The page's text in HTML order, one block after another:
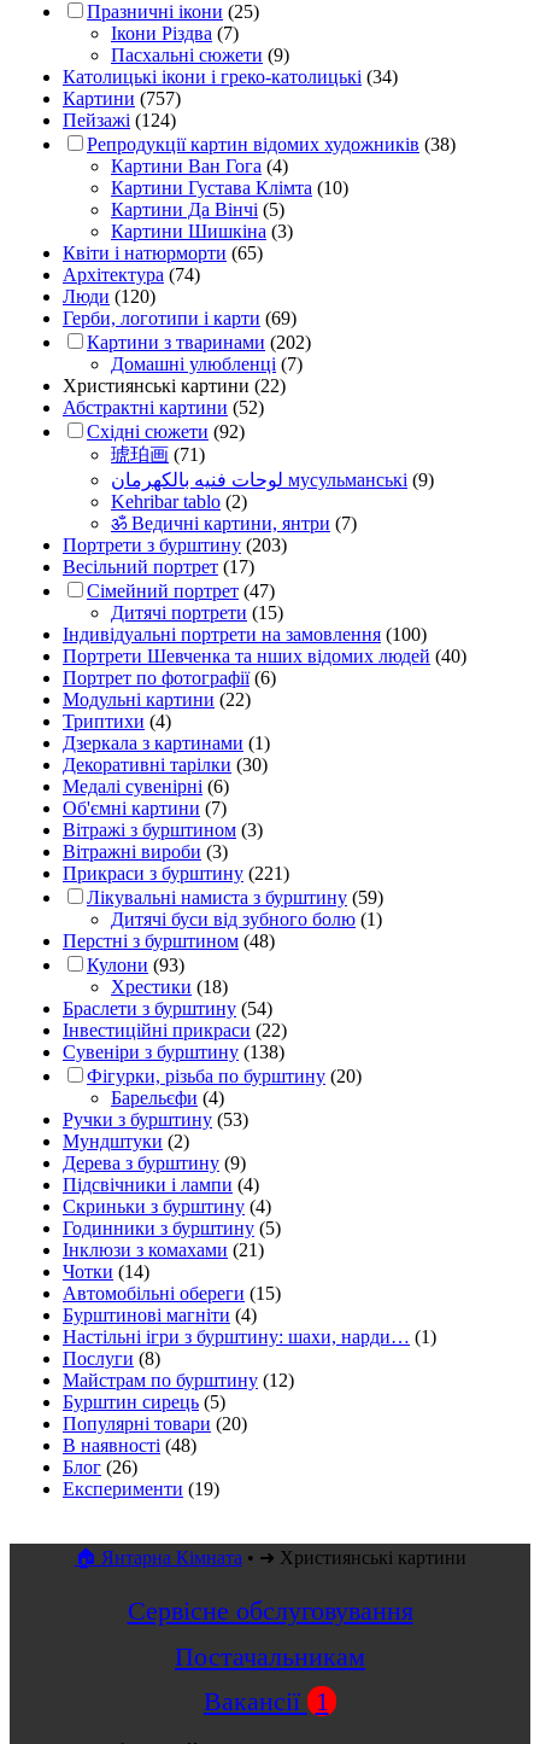
Празничні ікони (25)
Ікони Різдва (7)
Пасхальні сюжети (9)
Католицькі ікони і греко-католицькі (34)
Картини (757)
Пейзажі (124)
Репродукції картин відомих художників (38)
Картини Ван Гога (4)
Картини Густава Клімта (10)
Картини Да Вінчі (5)
Картини Шишкіна (3)
Квіти і натюрморти (65)
Архітектура (74)
Люди (120)
Герби, логотипи і карти (69)
Картини з тваринами (202)
Домашні улюбленці (7)
Християнські картини (22)
Абстрактні картини (52)
Східні сюжети (92)
琥珀画 (71)
لوحات فنيه بالكهرمان мусульманські (9)
Kehribar tablo (2)
ॐ Ведичні картини, янтри (7)
Портрети з бурштину (203)
Весільний портрет (17)
Сімейний портрет (47)
Дитячі портрети (15)
Індивідуальні портрети на замовлення (100)
Портрети Шевченка та нших відомих людей (40)
Портрет по фотографії(6)
Модульні картини (22)
Триптихи (4)
Дзеркала з картинами (1)
Декоративні тарілки (30)
Медалі сувенірні (6)
Об'ємні картини (7)
Вітражі з бурштином (3)
Вітражні вироби (3)
Прикраси з бурштину (221)
Лікувальні намиста з бурштину (59)
Дитячі буси від зубного болю (1)
Перстні з бурштином (48)
Кулони (93)
Хрестики (18)
Браслети з бурштину (54)
Інвестиційні прикраси (22)
Сувеніри з бурштину (138)
Фігурки, різьба по бурштину (20)
Барельєфи (4)
Ручки з бурштину (53)
Мундштуки (2)
Дерева з бурштину (9)
Підсвічники і лампи (4)
Скриньки з бурштину (4)
Годинники з бурштину (5)
Інклюзи з комахами (21)
Чотки (14)
Автомобільні обереги (15)
Бурштинові магніти (4)
Настільні ігри з бурштину: шахи, нарди… (1)
Послуги (8)
Майстрам по бурштину (12)
Бурштин сирець (5)
Популярні товари (20)
В наявності (48)
Блог (26)
Експерименти (19)
🏠 Янтарна Кімната• ➜ Християнські картини
Сервісне обслуговування
Постачальникам
Вакансії 1